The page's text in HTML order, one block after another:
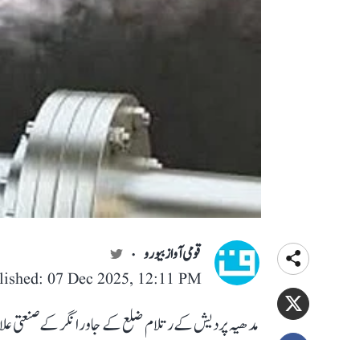
قومی آواز بیورو
07 Dec 2025, 12:11 PM
مدھیہ پردیش کے رتلام ضلع کے جاورا نگر کے